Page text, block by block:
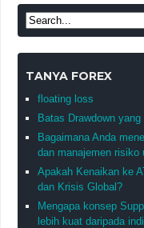
TANYA FOREX
floating loss
Batas Drawdown
Bagaimana Anda
dan manajemen risiko
Apakah Kenaikan ke
dan Krisis Global?
Mengapa konsep
lebih kuat daripada